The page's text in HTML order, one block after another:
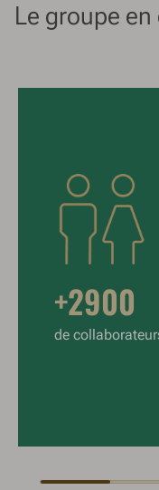
Le groupe
+2900
de